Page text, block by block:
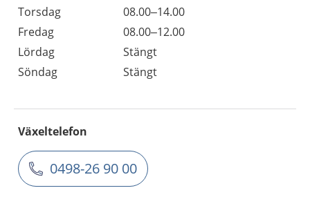
Torsdag
08.00–14.00
Fredag
08.00–12.00
Lördag
Stängt
Söndag
Stängt
Växeltelefon
0498-26 90 00